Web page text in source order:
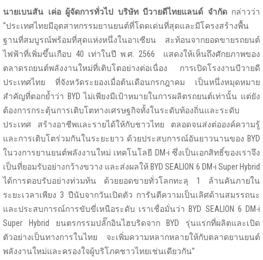
นายเบนสัน เค่อ ผู้จัดการทั่วไป บริษัท บีวายดีไทยแลนด์ จํากัด กล่าวว่า
“ประเทศไทยมีอุตสาหกรรมยานยนต์ที่โดดเด่นที่สุดและมีโครงสร้างพื้น
ฐานที่สมบูรณ์พร้อมที่สุดแห่งหนึ่งในอาเซียน สะท้อนจากยอดขายรถยนต์
ไฟฟ้าที่เพิ่มขึ้นเกือบ 40 เท่าในปี พ.ศ. 2566 แสดงให้เห็นถึงศักยภาพของ
ตลาดรถยนต์พลังงานใหม่ที่เติบโตอย่างต่อเนื่อง การเปิดโรงงานบีวายดี
ประเทศไทย ที่จังหวัดระยองเมื่อต้นเดือนกรกฎาคม เป็นหนึ่งหมุดหมาย
สำคัญที่ตอกย้ำว่า BYD ไม่เพียงมีเป้าหมายในการผลิตรถยนต์เท่านั้น แต่ยัง
ต้องการกระตุ้นการเติบโตทางเศรษฐกิจทั้งในระดับท้องถิ่นและระดับ
ประเทศ สร้างอาชีพและรายได้ให้กับชาวไทย ตลอดจนส่งต่อองค์ความรู้
และการเติบโตร่วมกันในระยะยาว ด้วยประสบการณ์อันยาวนานของ BYD
ในวงการยานยนต์พลังงานใหม่ เทคโนโลยี DM-i ซึ่งเป็นเอกสิทธิ์ของเราจึง
เป็นที่ยอมรับอย่างกว้างขวาง และส่งผลให้ BYD SEALION 6 DM-i Super Hybrid
ได้การตอบรับอย่างท่วมท้น ด้วยยอดขายทั่วโลกทะลุ 1 ล้านคันภายใน
ระยะเวลาเพียง 3 ปีนับจากวันเปิดตัว การันตีความเป็นเลิศด้านสมรรถนะ
และประสบการณ์การขับขี่เหนือระดับ เราเชื่อมั่นว่า BYD SEALION 6 DM-i
Super Hybrid ยนตรกรรมปลั๊กอินไฮบริดจาก BYD รุ่นแรกที่ผลิตและเปิด
ตัวอย่างเป็นทางการในไทย จะเพิ่มความหลากหลายให้กับตลาดยานยนต์
พลังงานใหม่และครองใจผู้บริโภคชาวไทยเช่นเดียวกัน”